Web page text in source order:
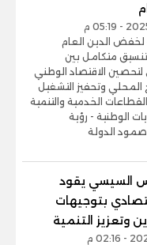
لخفض الدين العام
تنسيق متكامل بين
الاقتصاد الوطني
المحلي وتحفيز التشغيل
الخدمية والتنمية
الوطنية - رؤية
صمود الدولة
السيسي يقود
بتوجيهات
وتعزيز التنمية